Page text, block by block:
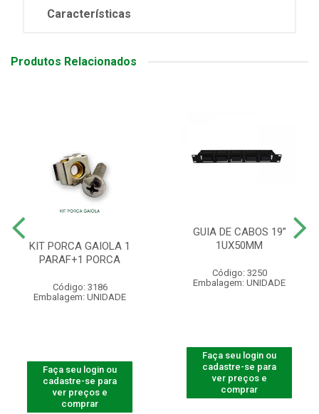
Características
Produtos Relacionados
KIT PORCA GAIOLA 1
PARAF+1 PORCA
Código: 3186
Embalagem: UNIDADE
Faça seu login ou
cadastre-se para
ver preços e
comprar
GUIA DE CABOS 19”
1UX50MM
Código: 3250
Embalagem: UNIDADE
Faça seu login ou
cadastre-se para
ver preços e
comprar